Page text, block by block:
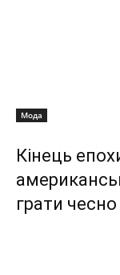
Мода
Кінець
грати чесно